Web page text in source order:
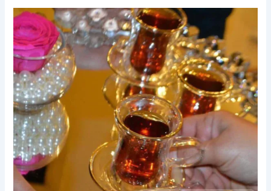
للاستقبالات
96645468|
الاخوة
للضيافة